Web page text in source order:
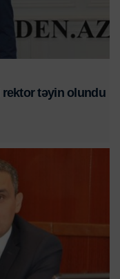
rektor təyin olundu